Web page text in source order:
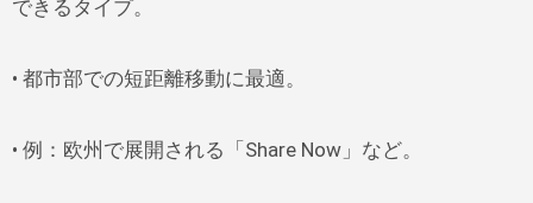
できるタイプ。
• 都市部での短距離移動に最適。
• 例：欧州で展開される「Share Now」など。